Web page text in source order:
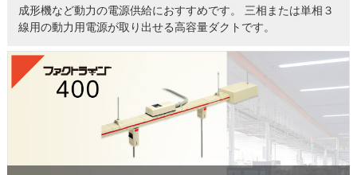
成形機など動力の電源供給におすすめです。
三相または単相３
線用の動力用電源が取り出せる高容量ダクトです。